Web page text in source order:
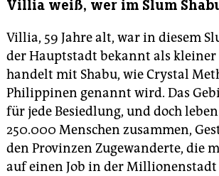
Villia weiß, wer im Slum
Villia, 59 Jahre alt, war in diesem
der Hauptstadt bekannt als kleiner
handelt mit Shabu, wie Crystal
Philippinen genannt wird. Das
für jede Besiedlung, und doch
250.000 Menschen zusammen,
den Provinzen Zugewanderte, die
auf einen Job in der